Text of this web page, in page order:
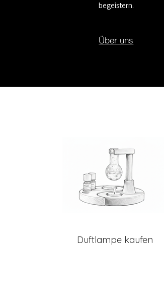
begeistern.
Über uns
Duftlampe kaufen